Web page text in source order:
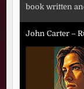
book written
John Carter –